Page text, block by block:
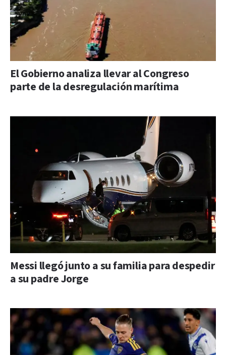
El Gobierno analiza llevar al Congreso
parte de la desregulación marítima
Messi llegó junto a su familia para despedir
a su padre Jorge